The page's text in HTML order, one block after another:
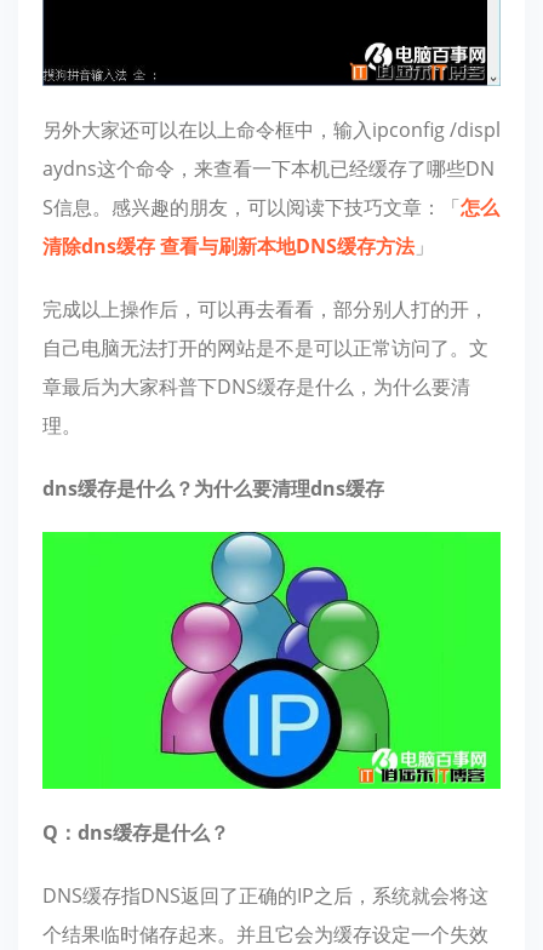
另外大家还可以在以上命令框中，输入ipconfig /displ
aydns这个命令，来查看一下本机已经缓存了哪些DN
S信息。感兴趣的朋友，可以阅读下技巧文章：「怎么
清除dns缓存 查看与刷新本地DNS缓存方法」
完成以上操作后，可以再去看看，部分别人打的开，
自己电脑无法打开的网站是不是可以正常访问了。文
章最后为大家科普下DNS缓存是什么，为什么要清
理。
dns缓存是什么？为什么要清理dns缓存
Q：dns缓存是什么？
DNS缓存指DNS返回了正确的IP之后，系统就会将这
个结果临时储存起来。并且它会为缓存设定一个失效